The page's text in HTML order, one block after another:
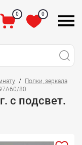
0 0
Полки, зеркала
80
с подсвет.